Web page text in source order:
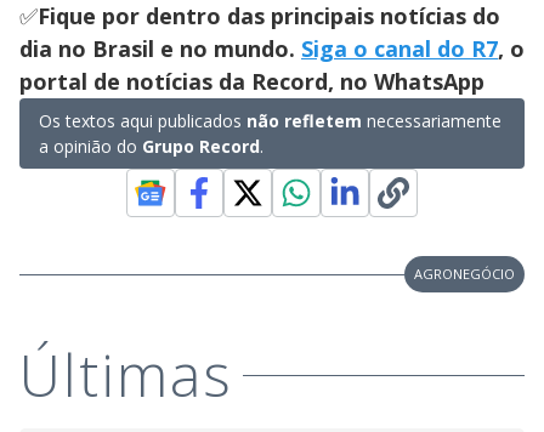
✅Fique por dentro das principais notícias do
dia no Brasil e no mundo. Siga o canal do R7, o
portal de notícias da Record, no WhatsApp
Os textos aqui publicados não refletem necessariamente
a opinião do Grupo Record.
AGRONEGÓCIO
Últimas